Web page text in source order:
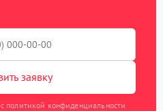
заявку
политикой конфиденциальности